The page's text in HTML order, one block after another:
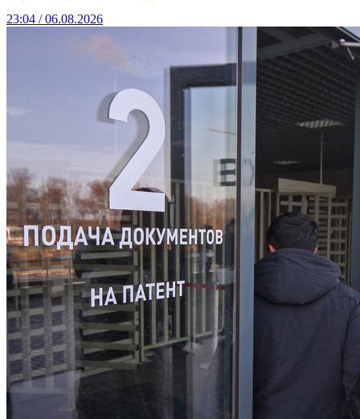
23:04 / 06.08.2026